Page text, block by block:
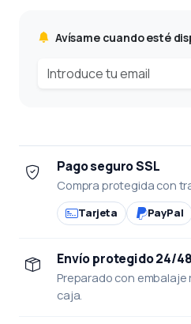
Avísame cuando esté
Pago seguro SSL
Compra protegida con
Tarjeta PayPal
Envío protegido 24/
Preparado con
caja.